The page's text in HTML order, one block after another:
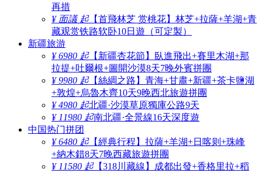
再措
¥ 面議 起【首飛林芝 赏桃花】林芝+拉薩+羊湖+青
藏观赏铁路软卧10日遊（可定製）
新疆旅游
¥ 6980 起【新疆杏花節】臥進飛出+賽里木湖+那
拉提+吐爾根+圖開沙漠8天7晚外賓拼團
¥ 9980 起【絲綢之路】青海+甘肅+新疆+茶卡鹽湖
+敦煌+烏魯木齊10天9晚西北旅遊拼團
¥ 4980 起北疆·沙漠草原獨庫公路9天
¥ 11980 起南北疆·全景線16天深度遊
中国热门拼团
¥ 6480 起【經典行程】拉薩+羊湖+日喀则+珠峰
+納木錯8天7晚西藏旅遊拼團
¥ 11580 起【318川藏線】成都出發+香格里拉+稻